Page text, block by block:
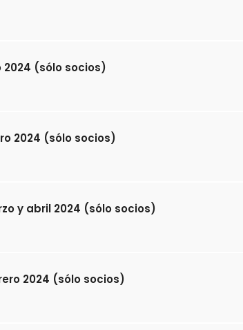
2024 (sólo socios)
2024 (sólo socios)
y abril 2024 (sólo socios)
2024 (sólo socios)